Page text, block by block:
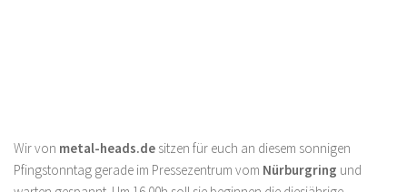
Wir von metal-heads.de sitzen für euch an diesem sonnigen
Pfingstonntag gerade im Pressezentrum vom Nürburgring und